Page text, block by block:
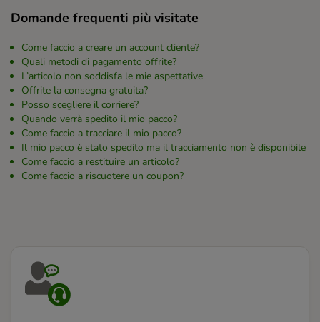
Domande frequenti più visitate
Come faccio a creare un account cliente?
Quali metodi di pagamento offrite?
L’articolo non soddisfa le mie aspettative
Offrite la consegna gratuita?
Posso scegliere il corriere?
Quando verrà spedito il mio pacco?
Come faccio a tracciare il mio pacco?
Il mio pacco è stato spedito ma il tracciamento non è disponibile
Come faccio a restituire un articolo?
Come faccio a riscuotere un coupon?